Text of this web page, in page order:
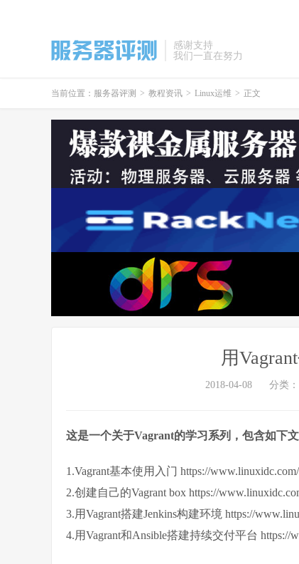
感谢支持
我们一直在努力
当前位置： 服务器评测 > 教程资讯 > Linux运维 > 正文
用
2018-04-08 分类：
这是一个关于Vagrant的学习系列，包含如下文
1.Vagrant基本使用入门 https://
2.创建自己的Vagrant box https://
3.用Vagrant搭建Jenkins构建环境 https://
4.用Vagrant和Ansible搭建持续交付平台 https://